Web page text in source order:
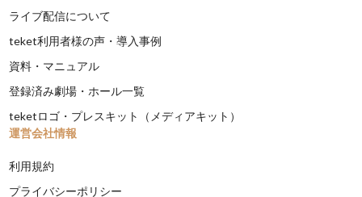
ライブ配信について
teket利用者様の声・導入事例
資料・マニュアル
登録済み劇場・ホール一覧
teketロゴ・プレスキット（メディアキット）
運営会社情報
利用規約
プライバシーポリシー